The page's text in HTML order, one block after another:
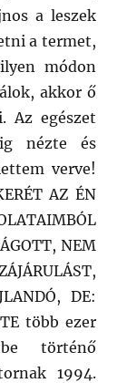
a leszek
a termet,
módon
akkor ő
Az egészet
nézte és
verve!
AZ ÉN
NEM
DE:
több ezer
történő
1994.